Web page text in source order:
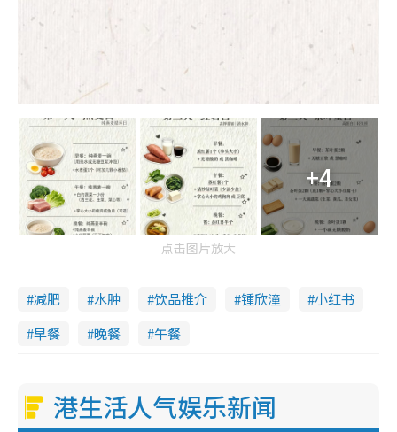
+4
点击图片放大
减肥 水肿 饮品推介 锺欣潼
小红书
早餐
晚餐 午餐
港生活人气娱乐新闻